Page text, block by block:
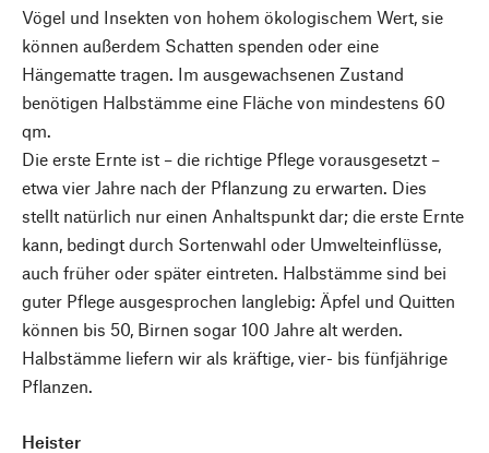
Vögel und Insekten von hohem ökologischem Wert, sie
können außerdem Schatten spenden oder eine
Hängematte tragen. Im ausgewachsenen Zustand
benötigen Halbstämme eine Fläche von mindestens 60
qm.
Die erste Ernte ist – die richtige Pflege vorausgesetzt –
etwa vier Jahre nach der Pflanzung zu erwarten. Dies
stellt natürlich nur einen Anhaltspunkt dar; die erste Ernte
kann, bedingt durch Sortenwahl oder Umwelteinflüsse,
auch früher oder später eintreten. Halbstämme sind bei
guter Pflege ausgesprochen langlebig: Äpfel und Quitten
können bis 50, Birnen sogar 100 Jahre alt werden.
Halbstämme liefern wir als kräftige, vier- bis fünfjährige
Pflanzen.
Heister